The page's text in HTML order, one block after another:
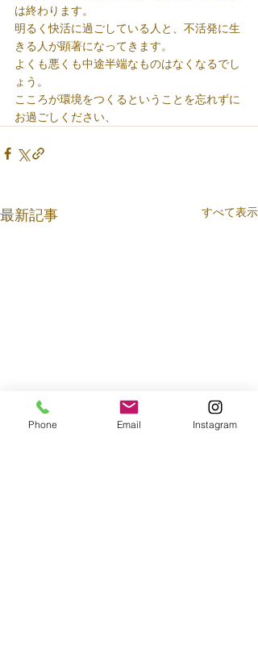
は終わります。
明るく快活に過ごしている人と、不活発に生
きる人が顕著になってきます。
よくも悪くも中途半端なものはなくなるでし
ょう。
こころが環境をつくるということを忘れずに
お過ごしください、
最新記事 すべて表示
Phone Email Instagram